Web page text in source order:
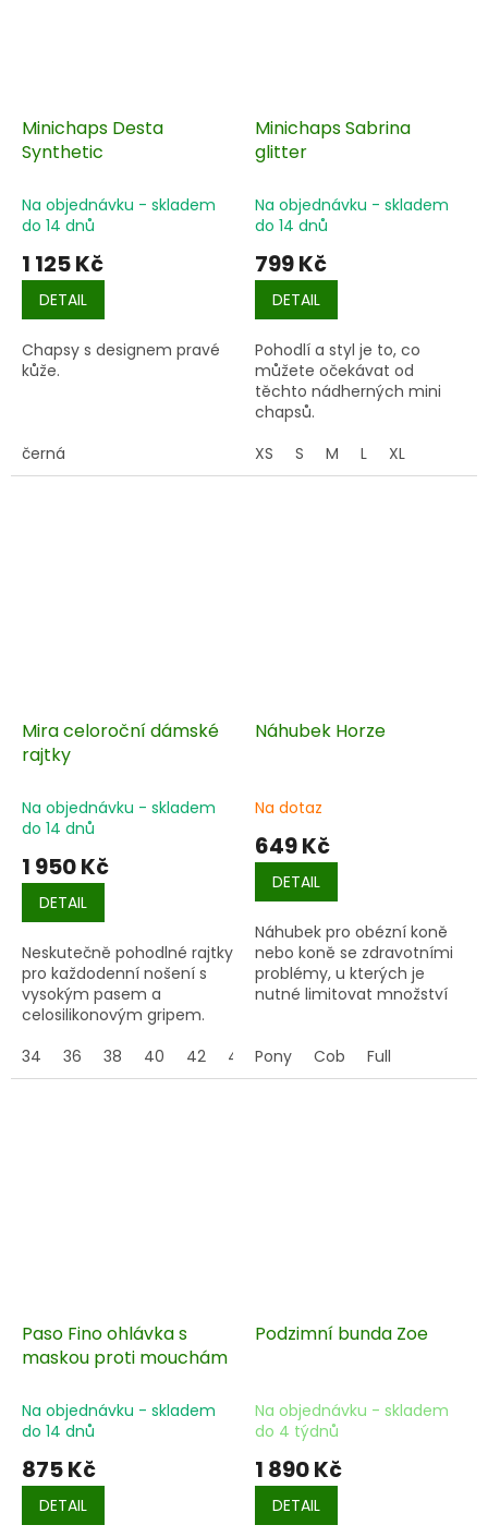
Minichaps Desta
Synthetic
Na objednávku - skladem
do 14 dnů
1 125 Kč
DETAIL
Chapsy s designem pravé
kůže.
černá
Minichaps Sabrina
glitter
Na objednávku - skladem
do 14 dnů
799 Kč
DETAIL
Pohodlí a styl je to, co
můžete očekávat od
těchto nádherných mini
chapsů.
XS
S M L XL
Mira celoroční dámské
rajtky
Na objednávku - skladem
do 14 dnů
1 950 Kč
DETAIL
Neskutečně pohodlné rajtky
pro každodenní nošení s
vysokým pasem a
celosilikonovým gripem.
34
36 38 40 42 44
Náhubek Horze
Na dotaz
649 Kč
DETAIL
Náhubek pro obézní koně
nebo koně se zdravotními
problémy, u kterých je
nutné limitovat množství
Pony
Cob Full
Paso Fino ohlávka s
maskou proti mouchám
Na objednávku - skladem
do 14 dnů
875 Kč
DETAIL
Podzimní bunda Zoe
Na objednávku - skladem
do 4 týdnů
1 890 Kč
DETAIL